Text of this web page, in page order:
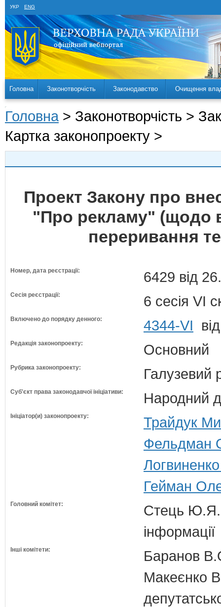
УКР ENG
Головна Законотворчість Законодавство Очищення
Головна > Законотворчість >
Картка законопроекту >
Проект Закону про
"Про рекламу" (щодо
переривання
Номер, дата реєстрації: 6429 від
Сесія реєстрації: 6 сесія VI
Включено до порядку денного: 4344-VI
Редакція законопроекту: Основний
Рубрика законопроекту: Галузевий
Суб'єкт права законодавчої ініціативи: Народний
Ініціатор(и) законопроекту:
Трайдук
Фельдман
Гейман
Головний комітет:
Стець Ю.Я.
інформації
Інші комітети:
Баранов
Макеєнко